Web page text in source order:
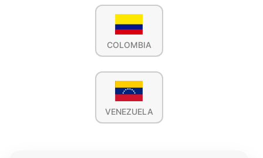
COLOMBIA
VENEZUELA